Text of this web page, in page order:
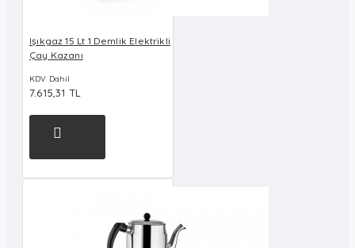
Işıkgaz 15 Lt 1 Demlik Elektrikli
Çay Kazanı
KDV Dahil
7.615,31 TL